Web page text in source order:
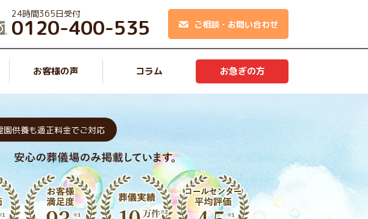
24時間365日受付
0120-400-535 ご相談・お問い合わせ
お客様の声 コラム お急ぎの方
園供養も適正料金でご対応